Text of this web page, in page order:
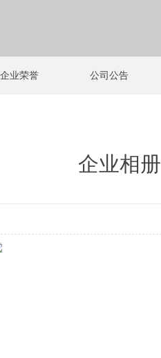
企业荣誉 公司公告
企业相册